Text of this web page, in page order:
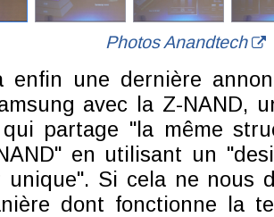
Photos Anandtech
enfin une dernière
avec la Z-NAND,
qui partage "la même
en utilisant un
unique". Si cela ne nous
dont fonctionne la